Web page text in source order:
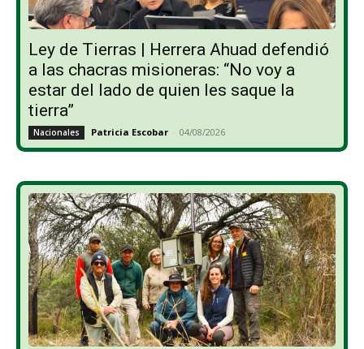
Ley de Tierras | Herrera Ahuad defendió
a las chacras misioneras: “No voy a
estar del lado de quien les saque la
tierra”
Nacionales Patricia Escobar - 04/08/2026